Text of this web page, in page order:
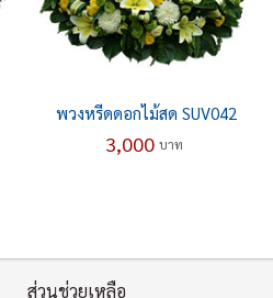
พวงหรีดดอกไม้สด SUV042
3,000 บาท
ส่วนช่วยเหลือ